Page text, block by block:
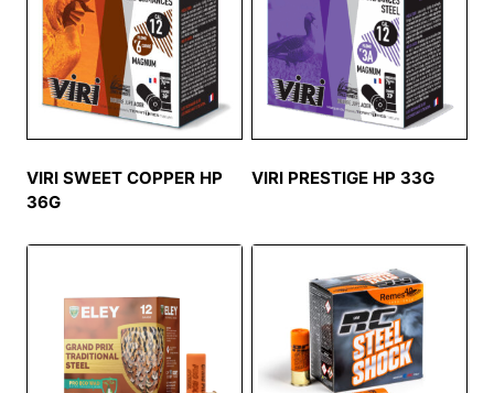
VIRI SWEET COPPER HP
36G
VIRI PRESTIGE HP 33G